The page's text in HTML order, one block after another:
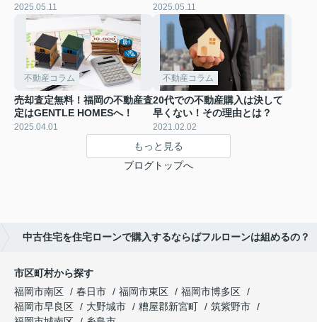
2025.05.11 2025.05.11
不動産コラム
売却査定無料！福岡の不動産査
定はGENTLE HOMESへ！
2025.04.01
不動産コラム
20代での不動産購入は決して
早くない！その理由とは？
2021.02.02
もっと見る
ブログトップへ
中古住宅を住宅ローンで購入するならばフルローンは組めるの？
市区町村から探す
福岡市南区
春日市 福岡市東区
福岡市博多区
福岡市早良区
大野城市 糟屋郡新宮町
筑紫野市